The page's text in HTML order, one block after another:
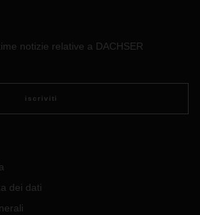
notizie relative a DACHSER
iscriviti
dei dati